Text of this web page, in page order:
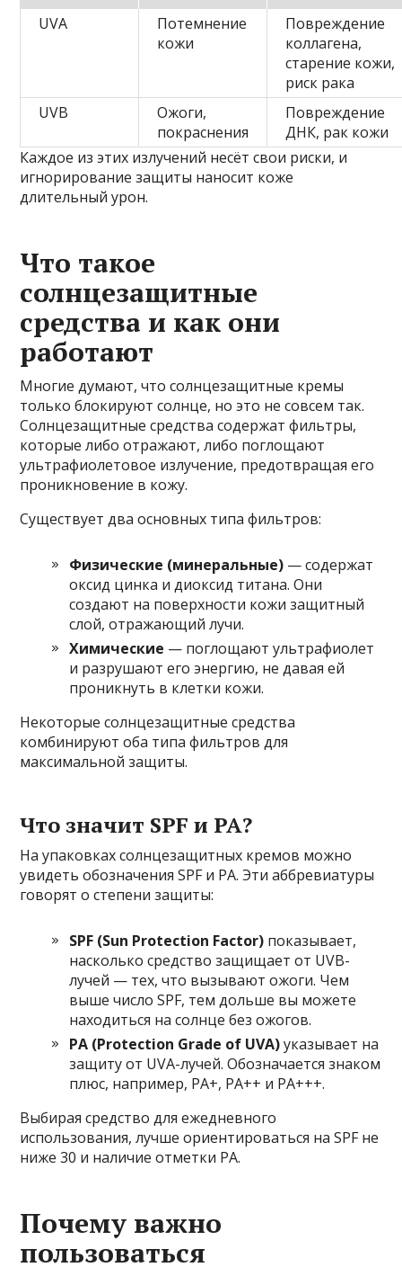
UVA
Потемнение
кожи
Повреждение
коллагена,
старение кожи,
риск рака
UVB
Ожоги,
покраснения
Повреждение
ДНК, рак кожи
Каждое из этих излучений несёт свои риски, и
игнорирование защиты наносит коже
длительный урон.
Что такое
солнцезащитные
средства и как они
работают
Многие думают, что солнцезащитные кремы
только блокируют солнце, но это не совсем так.
Солнцезащитные средства содержат фильтры,
которые либо отражают, либо поглощают
ультрафиолетовое излучение, предотвращая его
проникновение в кожу.
Существует два основных типа фильтров:
Физические (минеральные) — содержат
оксид цинка и диоксид титана. Они
создают на поверхности кожи защитный
слой, отражающий лучи.
Химические — поглощают ультрафиолет
и разрушают его энергию, не давая ей
проникнуть в клетки кожи.
Некоторые солнцезащитные средства
комбинируют оба типа фильтров для
максимальной защиты.
Что значит SPF и PA?
На упаковках солнцезащитных кремов можно
увидеть обозначения SPF и PA. Эти аббревиатуры
говорят о степени защиты:
SPF (Sun Protection Factor) показывает,
насколько средство защищает от UVB-
лучей — тех, что вызывают ожоги. Чем
выше число SPF, тем дольше вы можете
находиться на солнце без ожогов.
PA (Protection Grade of UVA)указывает на
защиту от UVA-лучей. Обозначается знаком
плюс, например, PA+, PA++ и PA+++.
Выбирая средство для ежедневного
использования, лучше ориентироваться на SPF не
ниже 30 и наличие отметки PA.
Почему важно
пользоваться